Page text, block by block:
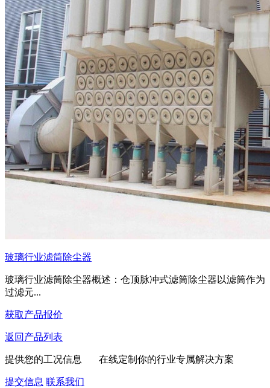
玻璃行业滤筒除尘器
玻璃行业滤筒除尘器概述：仓顶脉冲式滤筒除尘器以滤筒作为
过滤元...
获取产品报价
返回产品列表
提供您的工况信息 在线定制你的行业专属解决方案
提交信息 联系我们